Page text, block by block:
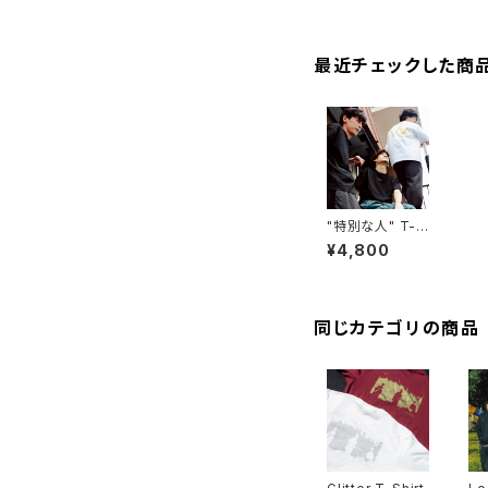
最近チェックした商
"特別な人" T-S
hirt
¥4,800
同じカテゴリの商品